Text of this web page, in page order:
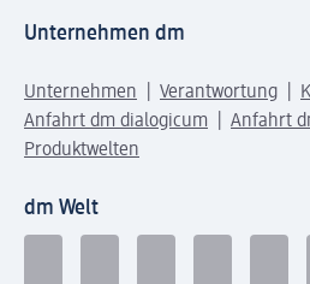
Unternehmen dm
Unternehmen Verantwortung
Anfahrt dm dialogicum
Anfahrt
Produktwelten
dm Welt